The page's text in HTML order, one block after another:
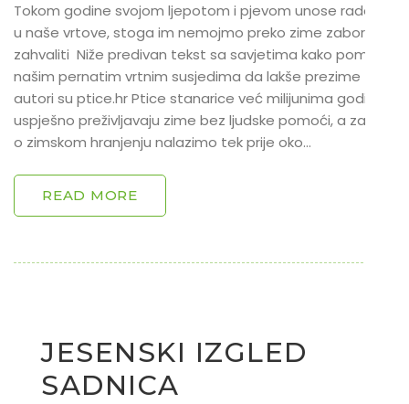
Tokom godine svojom ljepotom i pjevom unose radost
u naše vrtove, stoga im nemojmo preko zime zaboraviti
zahvaliti Niže predivan tekst sa savjetima kako pomoći
našim pernatim vrtnim susjedima da lakše prezime ,
autori su ptice.hr Ptice stanarice već milijunima godina
uspješno preživljavaju zime bez ljudske pomoći, a zapise
o zimskom hranjenju nalazimo tek prije oko…
READ MORE
JESENSKI IZGLED
SADNICA